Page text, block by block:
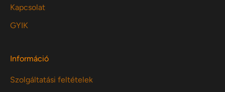
Kapcsolat
GYIK
Információ
Szolgáltatási feltételek